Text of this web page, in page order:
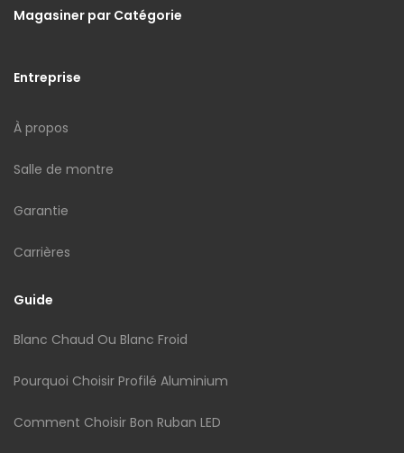
Magasiner par Catégorie
Entreprise
À propos
Salle de montre
Garantie
Carrières
Guide
Blanc Chaud Ou Blanc Froid
Pourquoi Choisir Profilé Aluminium
Comment Choisir Bon Ruban LED